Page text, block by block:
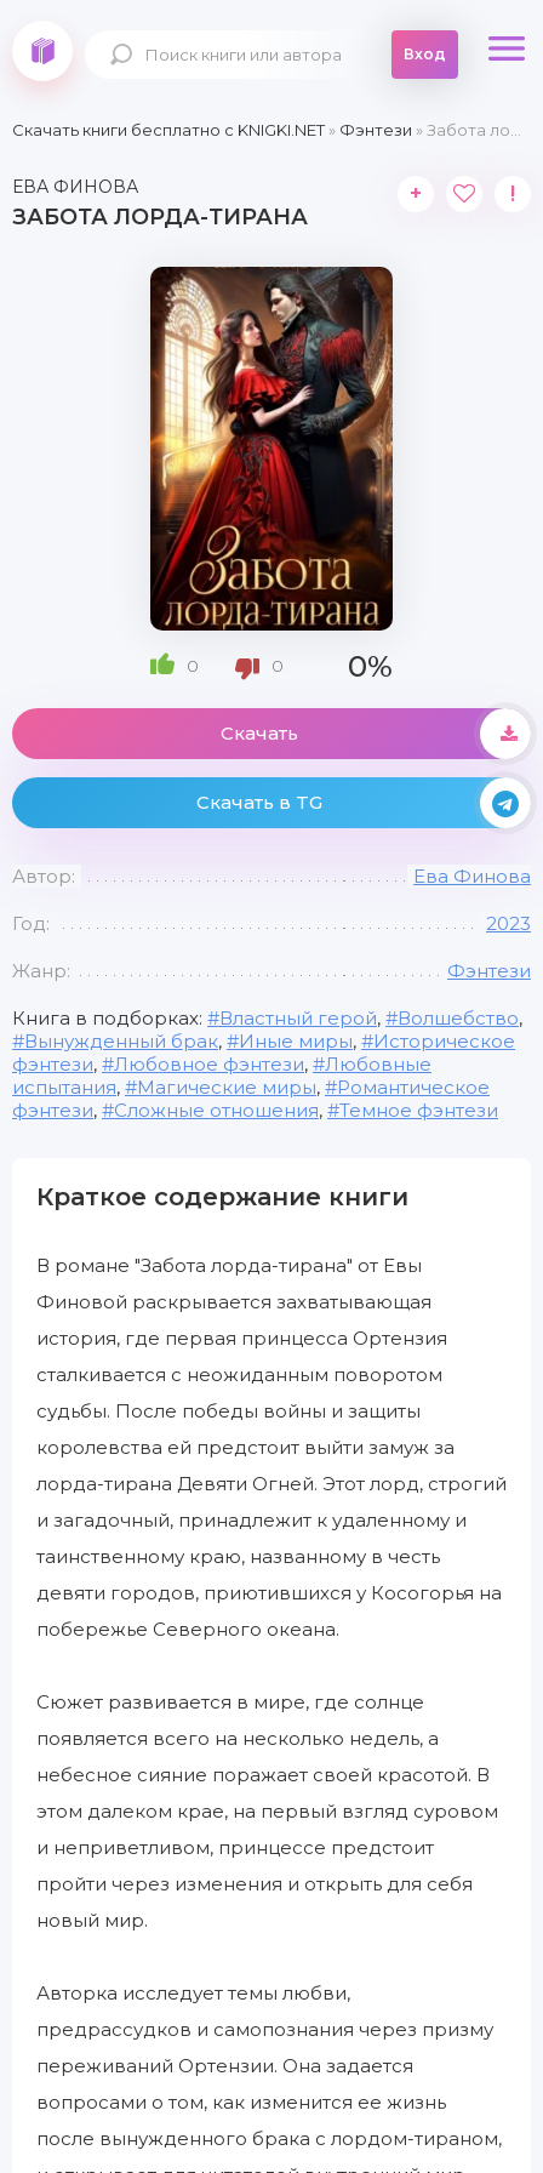
Вход
Скачать книги бесплатно c KNIGKI.NET» Фэнтези » Забота лорда-тирана
ЕВА ФИНОВА
ЗАБОТА ЛОРДА-ТИРАНА
+ !
0 0 0%
Скачать
Скачать в TG
Автор: Ева Финова
Год: 2023
Жанр: Фэнтези
Книга в подборках: Властный герой, Волшебство,
Вынужденный брак, Иные миры,
Историческое
фэнтези, Любовное фэнтези,
Любовные
испытания, Магические миры,
Романтическое
фэнтези, Сложные отношения, Темное фэнтези
Краткое содержание книги
В романе "Забота лорда-тирана" от Евы
Финовой раскрывается захватывающая
история, где первая принцесса Ортензия
сталкивается с неожиданным поворотом
судьбы. После победы войны и защиты
королевства ей предстоит выйти замуж за
лорда-тирана Девяти Огней. Этот лорд, строгий
и загадочный, принадлежит к удаленному и
таинственному краю, названному в честь
девяти городов, приютившихся у Косогорья на
побережье Северного океана.
Сюжет развивается в мире, где солнце
появляется всего на несколько недель, а
небесное сияние поражает своей красотой. В
этом далеком крае, на первый взгляд суровом
и неприветливом, принцессе предстоит
пройти через изменения и открыть для себя
новый мир.
Авторка исследует темы любви,
предрассудков и самопознания через призму
переживаний Ортензии. Она задается
вопросами о том, как изменится ее жизнь
после вынужденного брака с лордом-тираном,